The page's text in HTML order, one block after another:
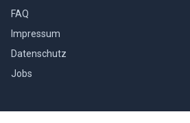
FAQ
Impressum
Datenschutz
Jobs